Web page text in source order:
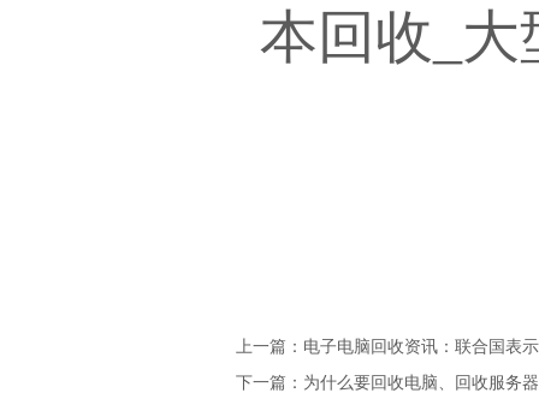
本回收 _
上一篇：电子电脑回收资讯：联合国表
下一篇：为什么要回收电脑、回收服务